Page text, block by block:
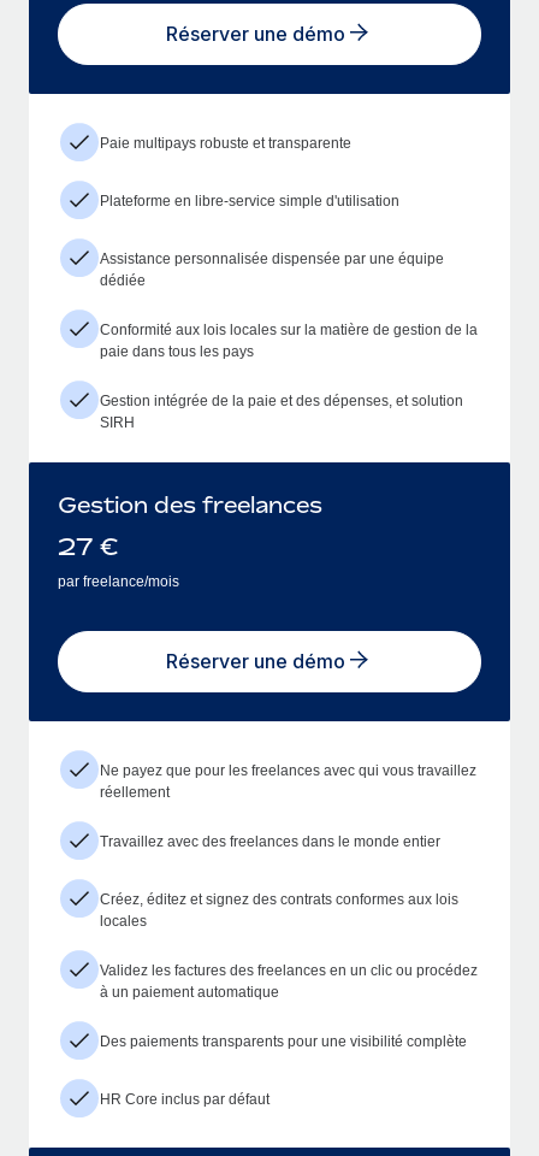
Réserver une démo
Paie multipays robuste et transparente
Plateforme en libre-service simple d'utilisation
Assistance personnalisée dispensée par une équipe
dédiée
Conformité aux lois locales sur la matière de gestion de la
paie dans tous les pays
Gestion intégrée de la paie et des dépenses, et solution
SIRH
Gestion des freelances
27 €
par freelance/mois
Réserver une démo
Ne payez que pour les freelances avec qui vous travaillez
réellement
Travaillez avec des freelances dans le monde entier
Créez, éditez et signez des contrats conformes aux lois
locales
Validez les factures des freelances en un clic ou procédez
à un paiement automatique
Des paiements transparents pour une visibilité complète
HR Core inclus par défaut